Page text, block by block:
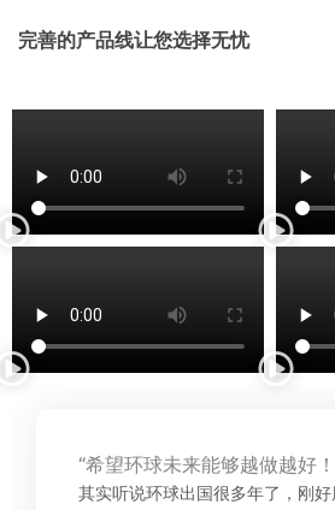
完善的产品线让您选择无忧
“希望环球未来能够越做越好
其实听说环球出国很多年了，刚